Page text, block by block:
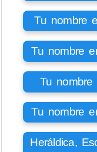
Tu nombre
Tu nombre
Tu nombre
Tu nombre
Heráldica,